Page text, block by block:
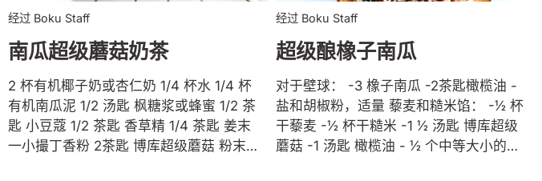
经过 Boku Staff
南瓜超级蘑菇奶茶
2 杯有机椰子奶或杏仁奶 1/4 杯水 1/4 杯
有机南瓜泥 1/2 汤匙 枫糖浆或蜂蜜 1/2 茶
匙 小豆蔻 1/2 茶匙 香草精 1/4 茶匙 姜末
一小撮丁香粉 2茶匙 博库超级蘑菇 粉末
经过 Boku Staff
超级酿橡子南瓜
对于壁球： -3 橡子南瓜 -2茶匙橄榄油 -
盐和胡椒粉，适量 藜麦和糙米馅： -½ 杯
干藜麦 -½ 杯干糙米 -1 ½ 汤匙 博库超级
蘑菇 -1 汤匙 橄榄油 - ½ 个中等大小的黄